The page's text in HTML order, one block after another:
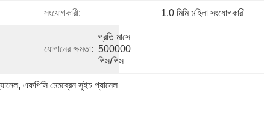
সংযোগকারী: 1.0 মিমি মহিলা সংযোগকারী
যোগানের ক্ষমতা:
প্রতি মাসে
500000
পিস/পিস
, এফপিসি মেমব্রেন সুইচ প্যানেল